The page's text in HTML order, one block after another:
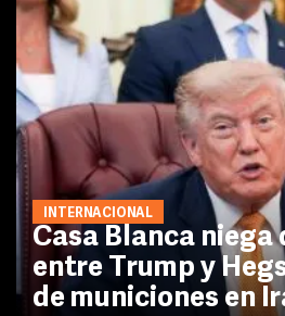
INTERNACIONAL
Casa Blanca niega
entre Trump y
de municiones en